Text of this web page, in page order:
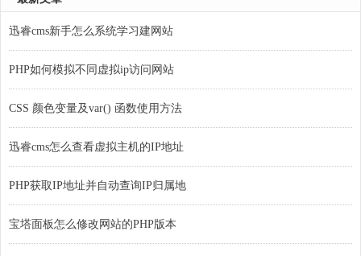
迅睿cms新手怎么系统学习建网站
PHP如何模拟不同虚拟ip访问网站
CSS 颜色变量及var() 函数使用方法
迅睿cms怎么查看虚拟主机的IP地址
PHP获取IP地址并自动查询IP归属地
宝塔面板怎么修改网站的PHP版本